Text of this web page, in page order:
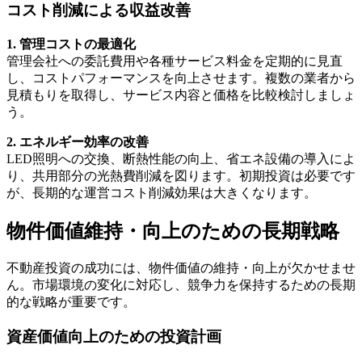
コスト削減による収益改善
1. 管理コストの最適化
管理会社への委託費用や各種サービス料金を定期的に見直
し、コストパフォーマンスを向上させます。複数の業者から
見積もりを取得し、サービス内容と価格を比較検討しましょ
う。
2. エネルギー効率の改善
LED照明への交換、断熱性能の向上、省エネ設備の導入によ
り、共用部分の光熱費削減を図ります。初期投資は必要です
が、長期的な運営コスト削減効果は大きくなります。
物件価値維持・向上のための長期戦略
不動産投資の成功には、物件価値の維持・向上が欠かせませ
ん。市場環境の変化に対応し、競争力を保持するための長期
的な戦略が重要です。
資産価値向上のための投資計画